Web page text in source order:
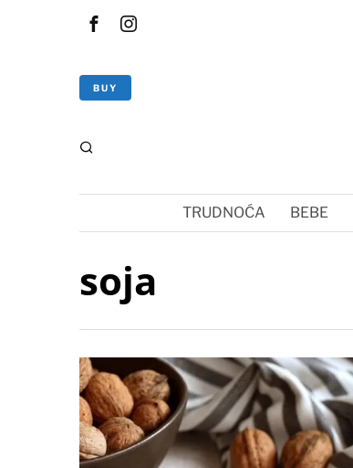
BUY
TRUDNOĆA BEBE
soja